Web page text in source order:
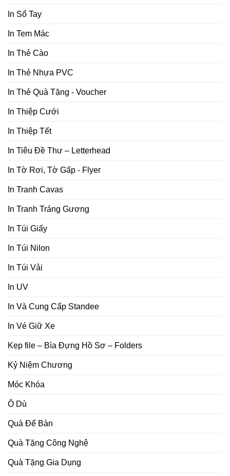
In Sổ Tay
In Tem Mác
In Thẻ Cào
In Thẻ Nhựa PVC
In Thẻ Quà Tặng - Voucher
In Thiệp Cưới
In Thiệp Tết
In Tiêu Đề Thư – Letterhead
In Tờ Rơi, Tờ Gấp - Flyer
In Tranh Cavas
In Tranh Tráng Gương
In Túi Giấy
In Túi Nilon
In Túi Vải
In UV
In Và Cung Cấp Standee
In Vé Giữ Xe
Kẹp file – Bìa Đựng Hồ Sơ – Folders
Kỷ Niệm Chương
Móc Khóa
Ô Dù
Quà Để Bàn
Quà Tặng Công Nghệ
Quà Tặng Gia Dụng